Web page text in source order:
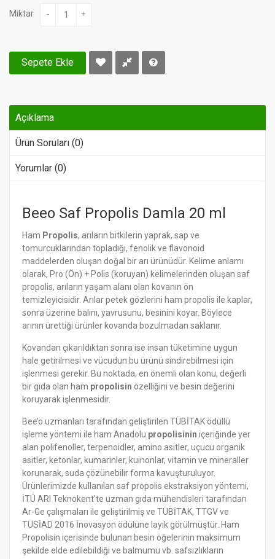
Miktar - +
Sepete Ekle
Açıklama
Ürün Soruları (0)
Yorumlar (0)
Beeo Saf Propolis Damla 20 ml
Ham Propolis, arıların bitkilerin yaprak, sap ve
tomurcuklarından topladığı, fenolik ve flavonoid
maddelerden oluşan doğal bir arı ürünüdür. Kelime anlamı
olarak, Pro (Ön) + Polis (koruyan) kelimelerinden oluşan saf
propolis, arıların yaşam alanı olan kovanın ön
temizleyicisidir. Arılar petek gözlerini ham propolis ile kaplar,
sonra üzerine balını, yavrusunu, besinini koyar. Böylece
arının ürettiği ürünler kovanda bozulmadan saklanır.
Kovandan çıkarıldıktan sonra ise insan tüketimine uygun
hale getirilmesi ve vücudun bu ürünü sindirebilmesi için
işlenmesi gerekir. Bu noktada, en önemli olan konu, değerli
bir gıda olan ham propolisin özelliğini ve besin değerini
koruyarak işlenmesidir.
Bee’o uzmanları tarafından geliştirilen TÜBİTAK ödüllü
işleme yöntemi ile ham Anadolu propolisinin içeriğinde yer
alan polifenoller, terpenoidler, amino asitler, uçucu organik
asitler, ketonlar, kumarinler, kuinonlar, vitamin ve mineraller
korunarak, suda çözünebilir forma kavuşturuluyor.
Ürünlerimizde kullanılan saf propolis ekstraksiyon yöntemi,
İTÜ ARI Teknokent’te uzman gıda mühendisleri tarafından
Ar-Ge çalışmaları ile geliştirilmiş ve TÜBİTAK, TTGV ve
TÜSİAD 2016 İnovasyon ödülüne layık görülmüştür. Ham
Propolisin içerisinde bulunan besin öğelerinin maksimum
şekilde elde edilebildiği ve balmumu vb. safsızlıkların